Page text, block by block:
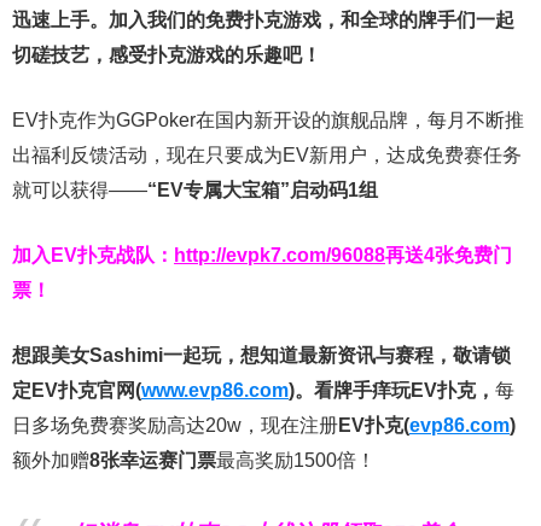
迅速上手。 加入我们的免费扑克游戏，和全球的牌手们一起
切磋技艺，感受扑克游戏的乐趣吧！
EV扑克作为GGPoker在国内新开设的旗舰品牌，每月不断推
出福利反馈活动，现在只要成为EV新用户，达成免费赛任务
就可以获得——“EV专属大宝箱”启动码1组
加入EV扑克战队： http://evpk7.com/96088再送4张免费门
票！
想跟美女Sashimi一起玩， 想知道最新资讯与赛程， 敬请锁
定EV扑克官网(www.evp86.com)。 看牌手痒玩EV扑克， 每
日多场免费赛奖励高达20w，现在注册EV扑克(evp86.com)
额外加赠8张幸运赛门票最高奖励1500倍！